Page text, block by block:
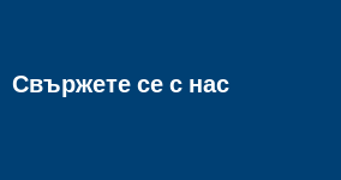
Свържете се с нас